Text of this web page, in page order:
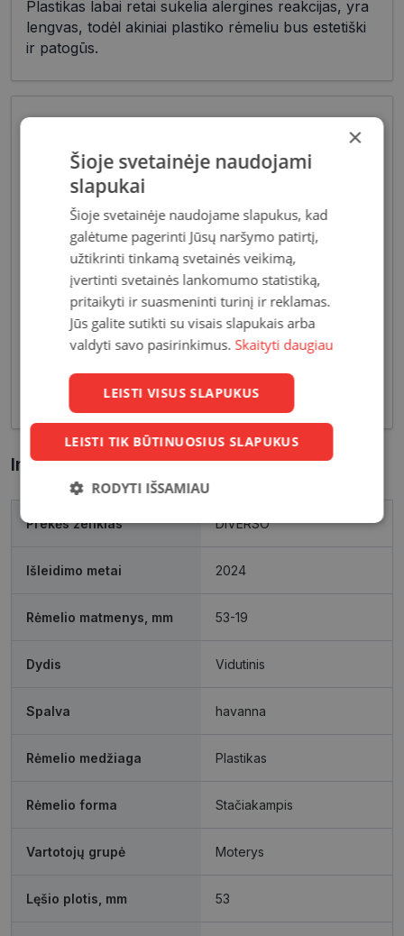
Plastikas labai retai sukelia alergines reakcijas, yra
lengvas, todėl akiniai plastiko rėmeliu bus estetiški
ir patogūs.
Akiniai moterims dažniausiai pasižymi subtiliais
dizaino elementais, suteikiančiais harmoningą bei
moterišką įvaizdį. Šiandien dienai stilių bei medžiagų
įvairovė leidžia akinių dizaineriams pristatyti Jums
tiek klasikinių, tiek netikėčiausių ir drąsiausių
sprendimų akinių rėmelių. Tai ne tik regėjimo
korekcija, tačiau ir stilingas kasdieninės išvaizdos
Informacija apie prekę
Prekės ženklas DIVERSO
Išleidimo metai 2024
Rėmelio matmenys, mm 53-19
Dydis Vidutinis
Spalva havanna
Rėmelio medžiaga Plastikas
Rėmelio forma Stačiakampis
Vartotojų grupė Moterys
Lęšio plotis, mm 53
×
Šioje svetainėje naudojami
slapukai
Šioje svetainėje naudojame slapukus, kad
galėtume pagerinti Jūsų naršymo patirtį,
užtikrinti tinkamą svetainės veikimą,
įvertinti svetainės lankomumo statistiką,
pritaikyti ir suasmeninti turinį ir reklamas.
Jūs galite sutikti su visais slapukais arba
valdyti savo pasirinkimus. Skaityti daugiau
LEISTI VISUS SLAPUKUS
LEISTI TIK BŪTINUOSIUS SLAPUKUS
RODYTI IŠSAMIAU
Būtinieji
Statistikos
Rinkodaros
Funkciniai
slapukai
Neklasifikuoti
slapukai
Būtinieji slapukai
Statistikos slapukai
Neklasifikuoti slapukai
svetainės turinį bei naudotis jo funkcijomis. Šie
slapukai atpažįsta Jūsų įrenginį, tačiau neatskleidžia
Jūsų tapatybės, taip pat nerenka informacijos. Be šių
slapukų tinklalapis neveiks tinkamai. Šie slapukai
saugomi Jūsų įrenginyje, kol slapukai atlieka savo
funkcijas, bet ne ilgiau kaip dvejus metus.